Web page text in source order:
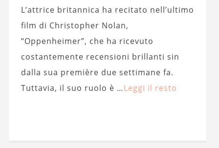
L’attrice britannica ha recitato nell’ultimo
film di Christopher Nolan,
“Oppenheimer”, che ha ricevuto
costantemente recensioni brillanti sin
dalla sua première due settimane fa.
Tuttavia, il suo ruolo è …Leggi il resto